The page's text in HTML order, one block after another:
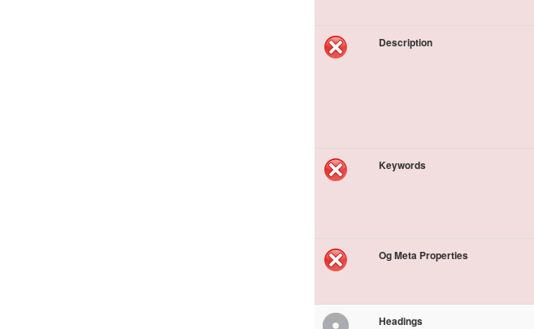
Description
Keywords
Og Meta Properties
Headings